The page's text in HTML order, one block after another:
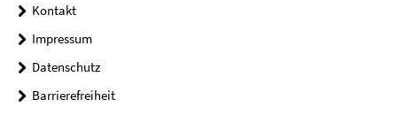
Kontakt
Impressum
Datenschutz
Barrierefreiheit